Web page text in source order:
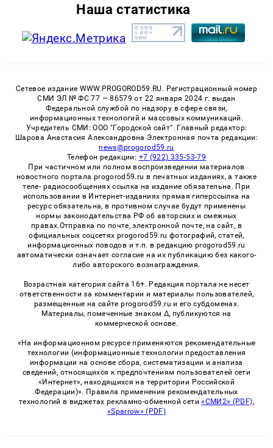
Наша статистика
Сетевое издание WWW.PROGOROD59.RU. Регистрационный номер
СМИ ЭЛ № ФС 77 — 86579 от 22 января 2024 г. выдан
Федеральной службой по надзору в сфере связи,
информационных технологий и массовых коммуникаций.
Учредитель СМИ: ООО "Городской сайт". Главный редактор:
Шарова Анастасия Александровна Электронная почта редакции:
news@progorod59.ru
Телефон редакции: +7 (922) 335-53-79
При частичном или полном воспроизведении материалов
новостного портала progorod59.ru в печатных изданиях, а также
теле- радиосообщениях ссылка на издание обязательна. При
использовании в Интернет-изданиях прямая гиперссылка на
ресурс обязательна, в противном случае будут применены
нормы законодательства РФ об авторских и смежных
правах.Отправка по почте, электронной почте, на сайт, в
официальных соцсетях progorod59.ru фотографий, статей,
информационных поводов и т.п. в редакцию progorod59.ru
автоматически означает согласие на их публикацию без какого-
либо авторского вознаграждения.
Возрастная категория сайта 16+. Редакция портала не несет
ответственности за комментарии и материалы пользователей,
размещенные на сайте progorod59.ru и его субдоменах.
Материалы, помеченные знаком Δ, публикуются на
коммерческой основе.
«На информационном ресурсе применяются рекомендательные
технологии (информационные технологии предоставления
информации на основе сбора, систематизации и анализа
сведений, относящихся к предпочтениям пользователей сети
«Интернет», находящихся на территории Российской
Федерации)». Правила применения рекомендательных
технологий в виджетах рекламно-обменной сети«СМИ2» (PDF),
«Sparrow» (PDF)